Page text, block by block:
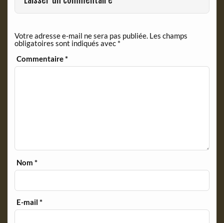
e
n
l
y
Votre adresse e-mail ne sera pas publiée. Les champs
obligatoires sont indiqués avec *
Commentaire*
Nom*
E-mail*